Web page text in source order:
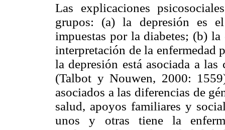
Las explicaciones
grupos: (a) la depresión es
impuestas por la diabetes; (b)
interpretación de la enfermedad
la depresión está asociada a
(Talbot y Nouwen, 2000:
asociados a las diferencias de
salud, apoyos familiares y
unos y otras tiene la